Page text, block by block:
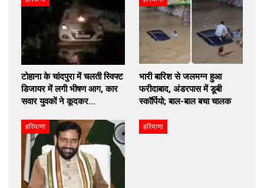
टोहाना के चांदपुरा में चलती स्विफ्ट
डिजायर में लगी भीषण आग, कार
सवार युवकों ने कूदकर…
भारी बारिश से जलमग्न हुआ
फरीदाबाद, अंडरपास में डूबी
स्कॉर्पियो; बाल-बाल बचा चालक
हरियाणा हरियाणा